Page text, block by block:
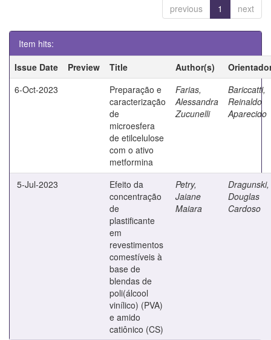
previous 1 next
Item hits:
Issue Date
Preview Title Author(s)
6-Oct-2023
Preparação e
caracterização
de
microesfera
de etilcelulose
com o ativo
metformina
Farias,
Alessandra
Zucunelli
Bariccatti,
Reinaldo
Aparecido
5-Jul-2023
Efeito da
concentração
de
plastificante
em
revestimentos
comestíveis à
base de
blendas de
poli(álcool
vinílico) (PVA)
e amido
catiônico (CS)
Petry,
Jaiane
Maiara
Dragunski,
Douglas
Cardoso